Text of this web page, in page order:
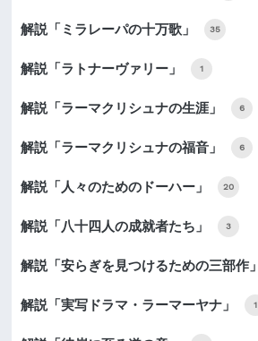
解説「ミラレーパの十万歌」 35
解説「ラトナーヴァリー」 1
解説「ラーマクリシュナの生涯」 6
解説「ラーマクリシュナの福音」 6
解説「人々のためのドーハー」 20
解説「八十四人の成就者たち」 3
解説「安らぎを見つけるための三部作」
解説「実写ドラマ・ラーマーヤナ」 1